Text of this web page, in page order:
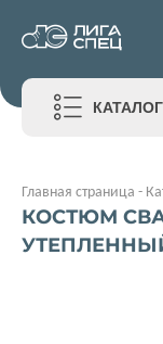
КАТАЛОГ
Главная страница -
КОСТЮМ